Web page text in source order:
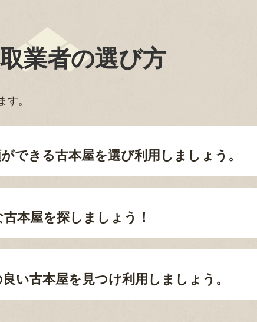
業者の選び方
す。
できる古本屋を選び利用しましょう。
本屋を探しましょう！
い古本屋を見つけ利用しましょう。